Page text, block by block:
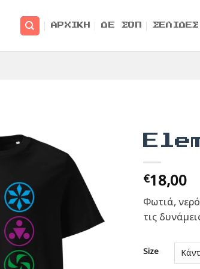
ΑΡΧΙΚΗ ΔΕ ΣΟΠ ΣΕΛΙΔΕΣ
€18,00
Φωτιά,
τις
Size